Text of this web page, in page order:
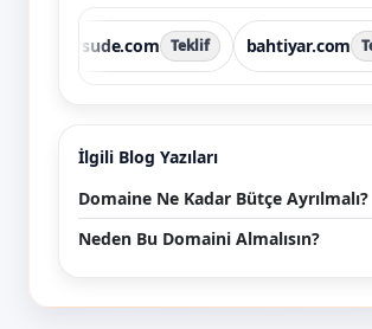
aysude.com Teklif bahtiyar.com Teklif
İlgili Blog Yazıları
Domaine Ne Kadar Bütçe Ayrılmalı?
Neden Bu Domaini Almalısın?